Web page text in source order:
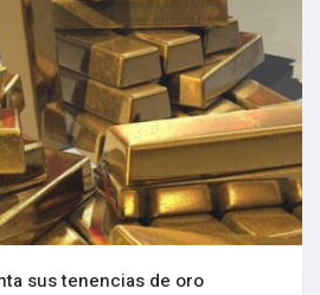
sus tenencias de oro